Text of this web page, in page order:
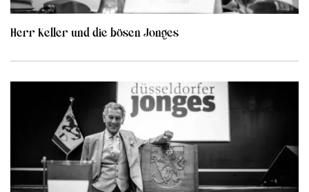
Herr Keller und die bösen Jonges